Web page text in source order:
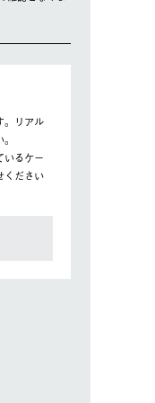
。リアル
いるケー
ください